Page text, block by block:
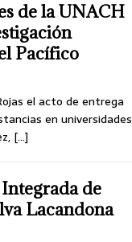
de la UNACH
Pacífico
el acto de entrega
en universidades
[…]
de
Lacandona